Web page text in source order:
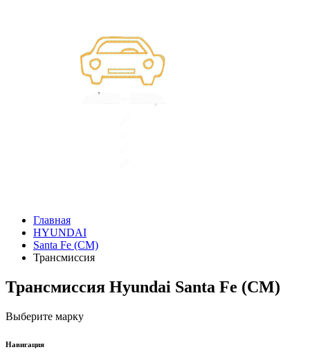
Главная
HYUNDAI
Santa Fe (CM)
Трансмиссия
Трансмиссия Hyundai Santa Fe (CM)
Выберите марку
Навигация